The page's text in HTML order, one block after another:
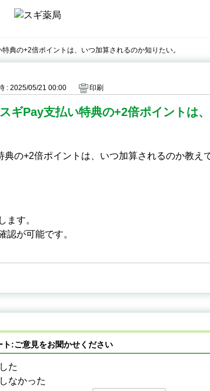
特典の+2倍ポイントは、いつ加算されるのか知りたい。
: 2025/05/21 00:00 印刷
スギPay支払い特典の+2倍ポイントは
典の+2倍ポイントは、いつ加算されるのか教え
ます。
が可能です。
ト:ご意見をお聞かせください
た
なかった